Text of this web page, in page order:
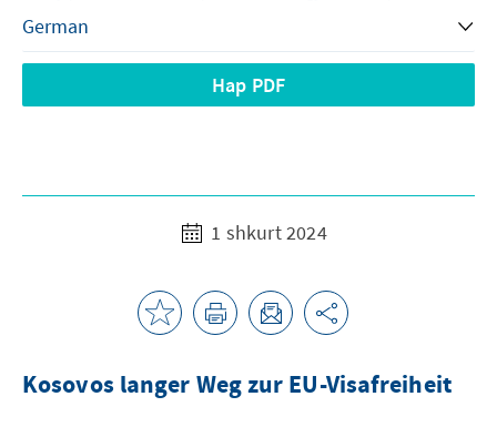
Hap PDF
1 shkurt 2024
Kosovos langer Weg zur EU-Visafreiheit